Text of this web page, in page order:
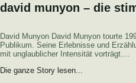
david munyon – die
David Munyon David Munyon tourte
Publikum. Seine Erlebnisse und
mit unglaublicher Intensität vorträgt....
Die ganze Story lesen...